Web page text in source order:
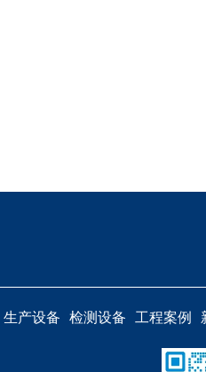
生产设备 检测设备 工程案例